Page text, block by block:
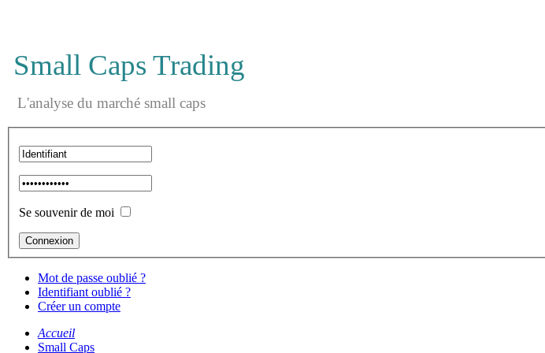
Small Caps Trading
L'analyse du marché small caps
Se souvenir de moi
Mot de passe oublié ?
Identifiant oublié ?
Créer un compte
Accueil
Small Caps